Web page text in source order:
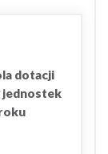
dotacji
jednostek